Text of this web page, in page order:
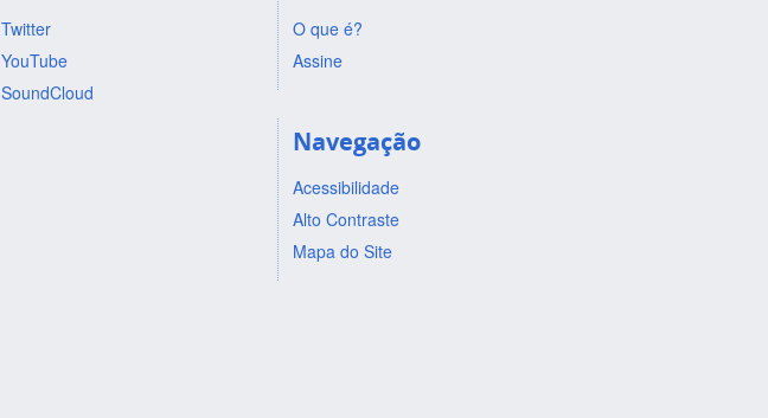
Twitter
YouTube
SoundCloud
O que é?
Assine
Navegação
Acessibilidade
Alto Contraste
Mapa do Site